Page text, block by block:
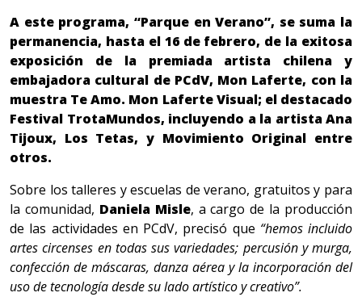
A este programa, “Parque en Verano”, se suma la
permanencia, hasta el 16 de febrero, de la exitosa
exposición de la premiada artista chilena y
embajadora cultural de PCdV, Mon Laferte, con la
muestra Te Amo. Mon Laferte Visual; el destacado
Festival TrotaMundos, incluyendo a la artista Ana
Tijoux, Los Tetas, y Movimiento Original entre
otros.
Sobre los talleres y escuelas de verano, gratuitos y para
la comunidad, Daniela Misle, a cargo de la producción
de las actividades en PCdV, precisó que “hemos incluido
artes circenses en todas sus variedades; percusión y murga,
confección de máscaras, danza aérea y la incorporación del
uso de tecnología desde su lado artístico y creativo”.